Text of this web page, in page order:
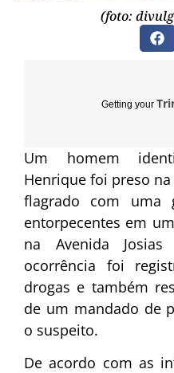
(foto:
Getting your
Um homem
Henrique foi preso
flagrado com uma
entorpecentes em
na Avenida
ocorrência foi
drogas e também
de um mandado de
o suspeito.
De acordo com as